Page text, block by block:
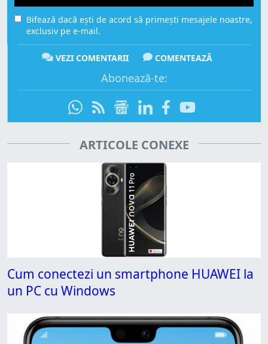
Bifează dacă ești de acord să primești mesajele noastre,
exclusiv pe e-mail.
VEZI COMENTARII COMENTEAZĂ
Abonează-te:
ARTICOLE CONEXE
Cum conectezi un smartphone HUAWEI la
un PC cu Windows